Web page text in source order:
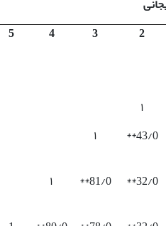
2
3
4
5
۱
**43/0 ۱
**32/0
**81/0 ۱